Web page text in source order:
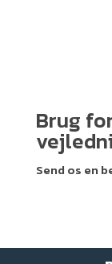
Brug
Send os en